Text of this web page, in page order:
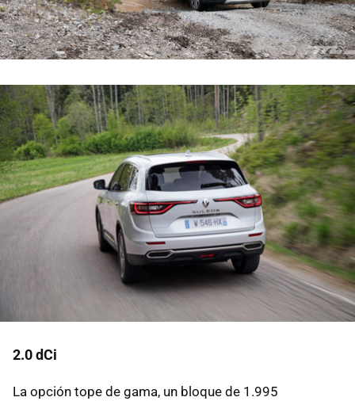
2.0 dCi
La opción tope de gama, un bloque de 1.995